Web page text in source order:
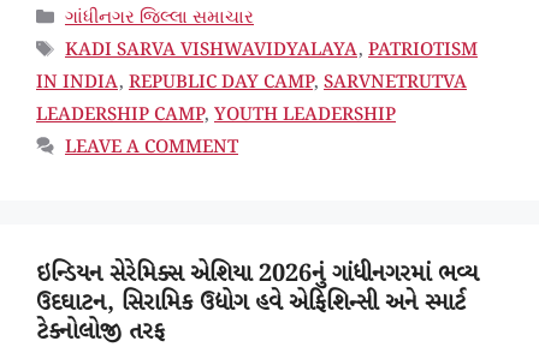
CATEGORIES
ગાંધીનગર જિલ્લા સમાચાર
TAGS
KADI SARVA VISHWAVIDYALAYA, PATRIOTISM
IN INDIA, REPUBLIC DAY CAMP, SARVNETRUTVA
LEADERSHIP CAMP, YOUTH LEADERSHIP
LEAVE A COMMENT
ઇન્ડિયન સેરેમિક્સ એશિયા 2026નું ગાંધીનગરમાં ભવ્ય
ઉદઘાટન, સિરામિક ઉદ્યોગ હવે એફિશિન્સી અને સ્માર્ટ
ટેક્નોલોજી તરફ